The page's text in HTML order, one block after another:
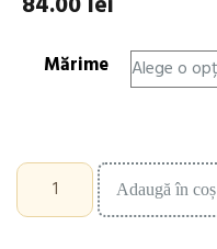
Mărime
Cantitate
Tricou,
în
Adaugă în coș